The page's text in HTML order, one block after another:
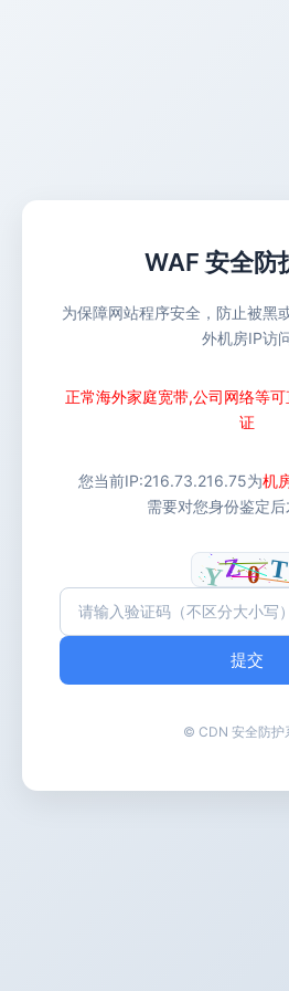
WAF 安全防
为保障网站程序安全，防止被黑
外机房IP访
正常海外家庭宽带,公司网络等
证
您当前IP:216.73.216.75为机
需要对您身份鉴定
提交
© CDN 安全防护